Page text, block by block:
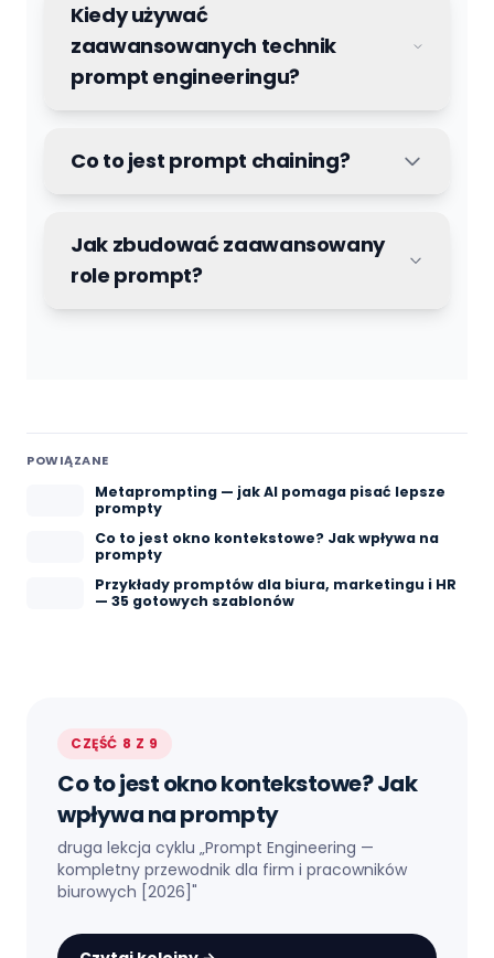
Kiedy używać
zaawansowanych technik
prompt engineeringu?
Co to jest prompt chaining?
Jak zbudować zaawansowany
role prompt?
POWIĄZANE
Metaprompting — jak AI pomaga pisać lepsze
prompty
Co to jest okno kontekstowe? Jak wpływa na
prompty
Przykłady promptów dla biura, marketingu i HR
— 35 gotowych szablonów
CZĘŚĆ 8 Z 9
Co to jest okno kontekstowe? Jak
wpływa na prompty
druga lekcja cyklu „Prompt Engineering —
kompletny przewodnik dla firm i pracowników
biurowych [2026] "